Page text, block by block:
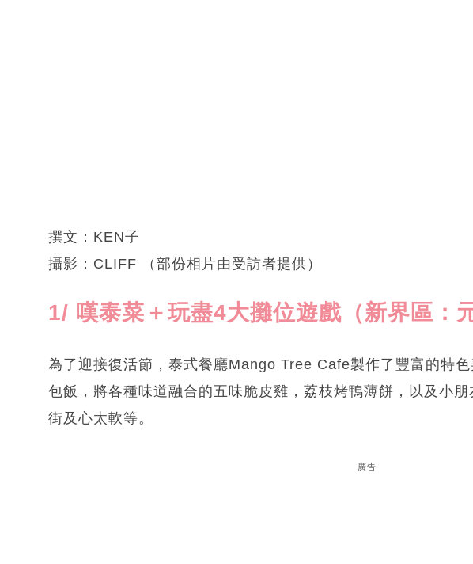
撰文：KEN子
攝影：CLIFF （部份相片由受訪者提供）
1/ 嘆泰菜＋玩盡4大攤位遊戲（新界區：
為了迎接復活節，泰式餐廳Mango Tree Cafe製作了豐富的特
包飯，將各種味道融合的五味脆皮雞，荔枝烤鴨薄餅，以及小
街及心太軟等。
廣告